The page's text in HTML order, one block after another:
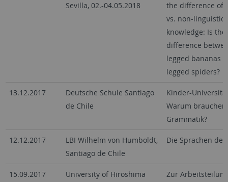
Sevilla, 02.-04.05.2018
the difference of
vs. non-linguistic
knowledge: Is
difference
legged bananas
legged spiders?
13.12.2017
Deutsche Schule Santiago
de Chile
Kinder-
Warum
Grammatik?
12.12.2017
LBI Wilhelm von Humboldt,
Santiago de Chile
Die Sprachen der
15.09.2017 University of Hiroshima
Zur